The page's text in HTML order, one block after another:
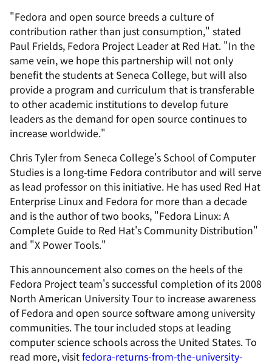
"Fedora and open source breeds a culture of
contribution rather than just consumption," stated
Paul Frields, Fedora Project Leader at Red Hat. "In the
same vein, we hope this partnership will not only
benefit the students at Seneca College, but will also
provide a program and curriculum that is transferable
to other academic institutions to develop future
leaders as the demand for open source continues to
increase worldwide."
Chris Tyler from Seneca College's School of Computer
Studies is a long-time Fedora contributor and will serve
as lead professor on this initiative. He has used Red Hat
Enterprise Linux and Fedora for more than a decade
and is the author of two books, "Fedora Linux: A
Complete Guide to Red Hat's Community Distribution"
and "X Power Tools."
This announcement also comes on the heels of the
Fedora Project team's successful completion of its 2008
North American University Tour to increase awareness
of Fedora and open source software among university
communities. The tour included stops at leading
computer science schools across the United States. To
read more, visitfedora-returns-from-the-university-